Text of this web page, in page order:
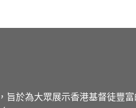
旨於為大眾展示香港基督徒豐